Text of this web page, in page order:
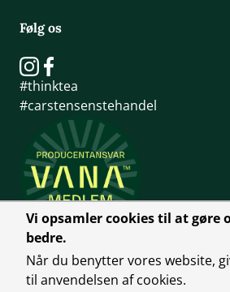
Vi opsamler cookies til at gøre
bedre.
Når du benytter vores website,
til anvendelsen af cookies.
Følg os
#thinktea
#carstensenstehandel